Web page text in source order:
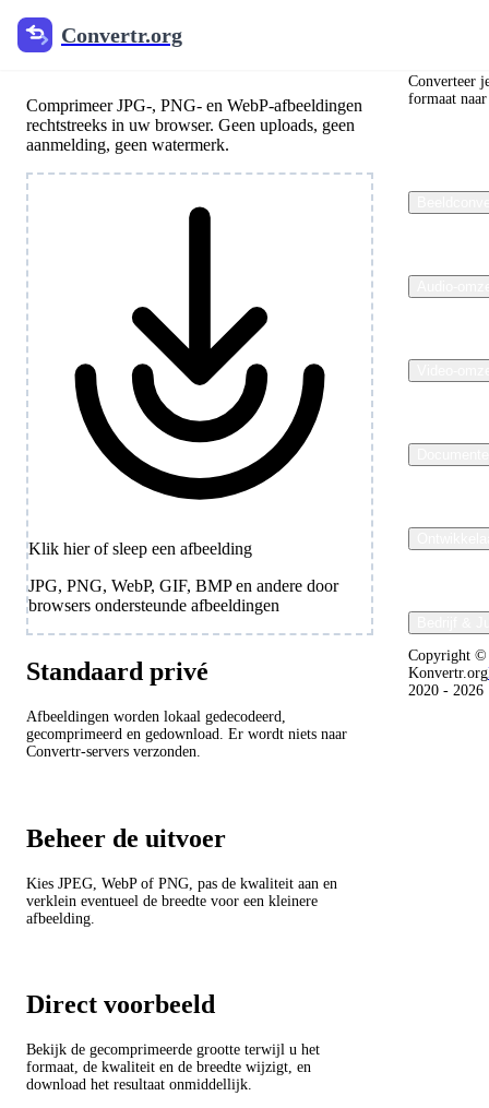
Convertr.org
Afbeeldingscompressor
Comprimeer JPG-, PNG- en WebP-afbeeldingen
rechtstreeks in uw browser. Geen uploads, geen
aanmelding, geen watermerk.
Klik hier of sleep een afbeelding
JPG, PNG, WebP, GIF, BMP en andere door
browsers ondersteunde afbeeldingen
Standaard privé
Afbeeldingen worden lokaal gedecodeerd,
gecomprimeerd en gedownload. Er wordt niets naar
Convertr-servers verzonden.
Beheer de uitvoer
Kies JPEG, WebP of PNG, pas de kwaliteit aan en
verklein eventueel de breedte voor een kleinere
afbeelding.
Direct voorbeeld
Bekijk de gecomprimeerde grootte terwijl u het
formaat, de kwaliteit en de breedte wijzigt, en
download het resultaat onmiddellijk.
Converteer
formaat
Copyright ©
Konvertr.org
2020 - 2026